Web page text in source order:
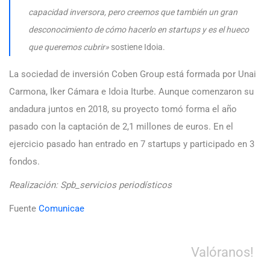
capacidad inversora, pero creemos que también un gran
desconocimiento de cómo hacerlo en startups y es el hueco
que queremos cubrir» sostiene Idoia.
La sociedad de inversión Coben Group está formada por Unai
Carmona, Iker Cámara e Idoia Iturbe. Aunque comenzaron su
andadura juntos en 2018, su proyecto tomó forma el año
pasado con la captación de 2,1 millones de euros. En el
ejercicio pasado han entrado en 7 startups y participado en 3
fondos.
Realización: Spb_servicios periodísticos
Fuente Comunicae
Valóranos!